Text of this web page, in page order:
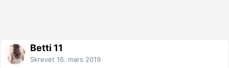
Betti 11
Skrevet 16. mars 2019